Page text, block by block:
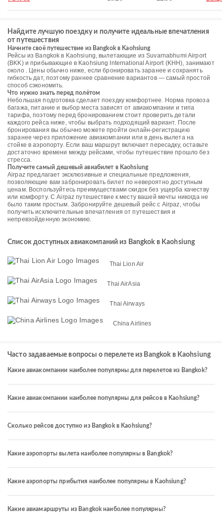
Найдите лучшую поездку и получите идеальные впечатления
от путешествия
Начните своё путешествие из Bangkok в Kaohsiung
Рейсы из Bangkok в Kaohsiung, вылетающие из Suvarnabhumi Airport
(BKK) и прибывающие в Kaohsiung International Airport (KHH), занимают
около . Цены обычно ниже, если бронировать заранее и сохранять
гибкость дат, поэтому раннее сравнение вариантов — самый простой
способ сэкономить.
Что нужно знать перед полётом
Небольшая подготовка сделает поездку комфортнее. Норма провоза
багажа, питание и выбор места зависят от авиакомпании и типа
тарифа, поэтому перед бронированием стоит проверить детали
каждого рейса ниже, чтобы выбрать подходящий вариант. После
бронирования вы обычно можете пройти онлайн-регистрацию
заранее через приложение авиакомпании или в день вылета на
стойке в аэропорту. Если ваш маршрут включает пересадку, оставьте
достаточно времени между рейсами, чтобы путешествие прошло без
стресса.
Получите самый дешевый авиабилет в Kaohsiung
Airpaz предлагает эксклюзивные и специальные предложения,
позволяющие вам забронировать билет по невероятно доступным
ценам. Воспользуйтесь преимуществами скидок без ущерба качеству
или комфорту. С Airpaz путешествие к месту вашей мечты никогда не
было таким простым. Забронируйте дешевый рейс с Airpaz, чтобы
получить исключительные впечатления от путешествия и
непревзойденную экономию.
Список доступных авиакомпаний из Bangkok в Kaohsiung
Thai Lion Air
Thai AirAsia
Thai Airways
China Airlines
Часто задаваемые вопросы о перелете из Bangkok в Kaohsiung
Какие авиакомпании наиболее популярны для перелетов из Bangkok?
Какие авиакомпании наиболее популярны для рейсов в Kaohsiung?
Сколько рейсов доступно из Bangkok в Kaohsiung?
Какие аэропорты вылета наиболее популярны в Bangkok?
Какие аэропорты прибытия наиболее популярны в Kaohsiung?
Какие авиамаршруты из Bangkok наиболее популярны?